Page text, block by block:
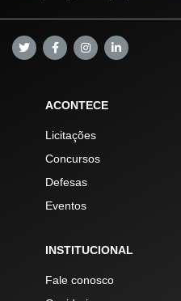
ACONTECE
Licitações
Concursos
Defesas
Eventos
INSTITUCIONAL
Fale conosco